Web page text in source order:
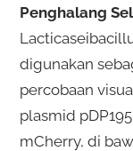
Penghalang
digunakan
percobaan
plasmid
mCherry, di